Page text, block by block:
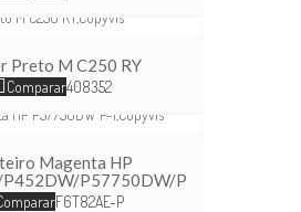
Preto M C250 RY
Comparar408352
Magenta HP
P57750DW/P
F6T82AE-P